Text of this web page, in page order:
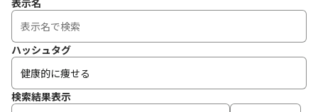
表示名
ハッシュタグ
検索結果表示